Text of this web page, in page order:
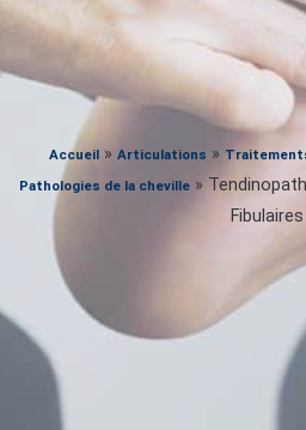
Accueil» Articulations »
Pathologies de la cheville »
Fibulaires